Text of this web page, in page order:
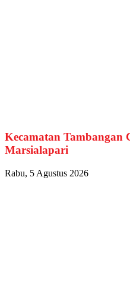
Kecamatan Tambangan
Marsialapari
Rabu, 5 Agustus 2026